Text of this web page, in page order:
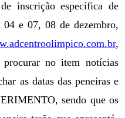
inscrição específica de
04 e 07, 08 de dezembro,
,
no item notícias
as datas das peneiras e
sendo que os